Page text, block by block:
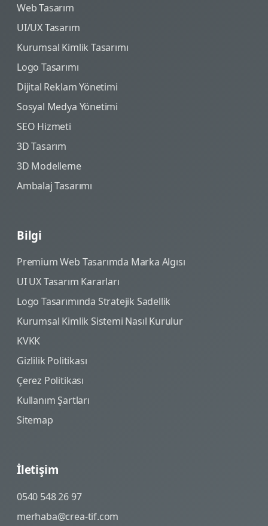
Web Tasarım
UI/UX Tasarım
Kurumsal Kimlik Tasarımı
Logo Tasarımı
Dijital Reklam Yönetimi
Sosyal Medya Yönetimi
SEO Hizmeti
3D Tasarım
3D Modelleme
Ambalaj Tasarımı
Bilgi
Premium Web Tasarımda Marka Algısı
UI UX Tasarım Kararları
Logo Tasarımında Stratejik Sadellik
Kurumsal Kimlik Sistemi Nasıl Kurulur
KVKK
Gizlilik Politikası
Çerez Politikası
Kullanım Şartları
Sitemap
İletişim
0540 548 26 97
merhaba@crea-tif.com